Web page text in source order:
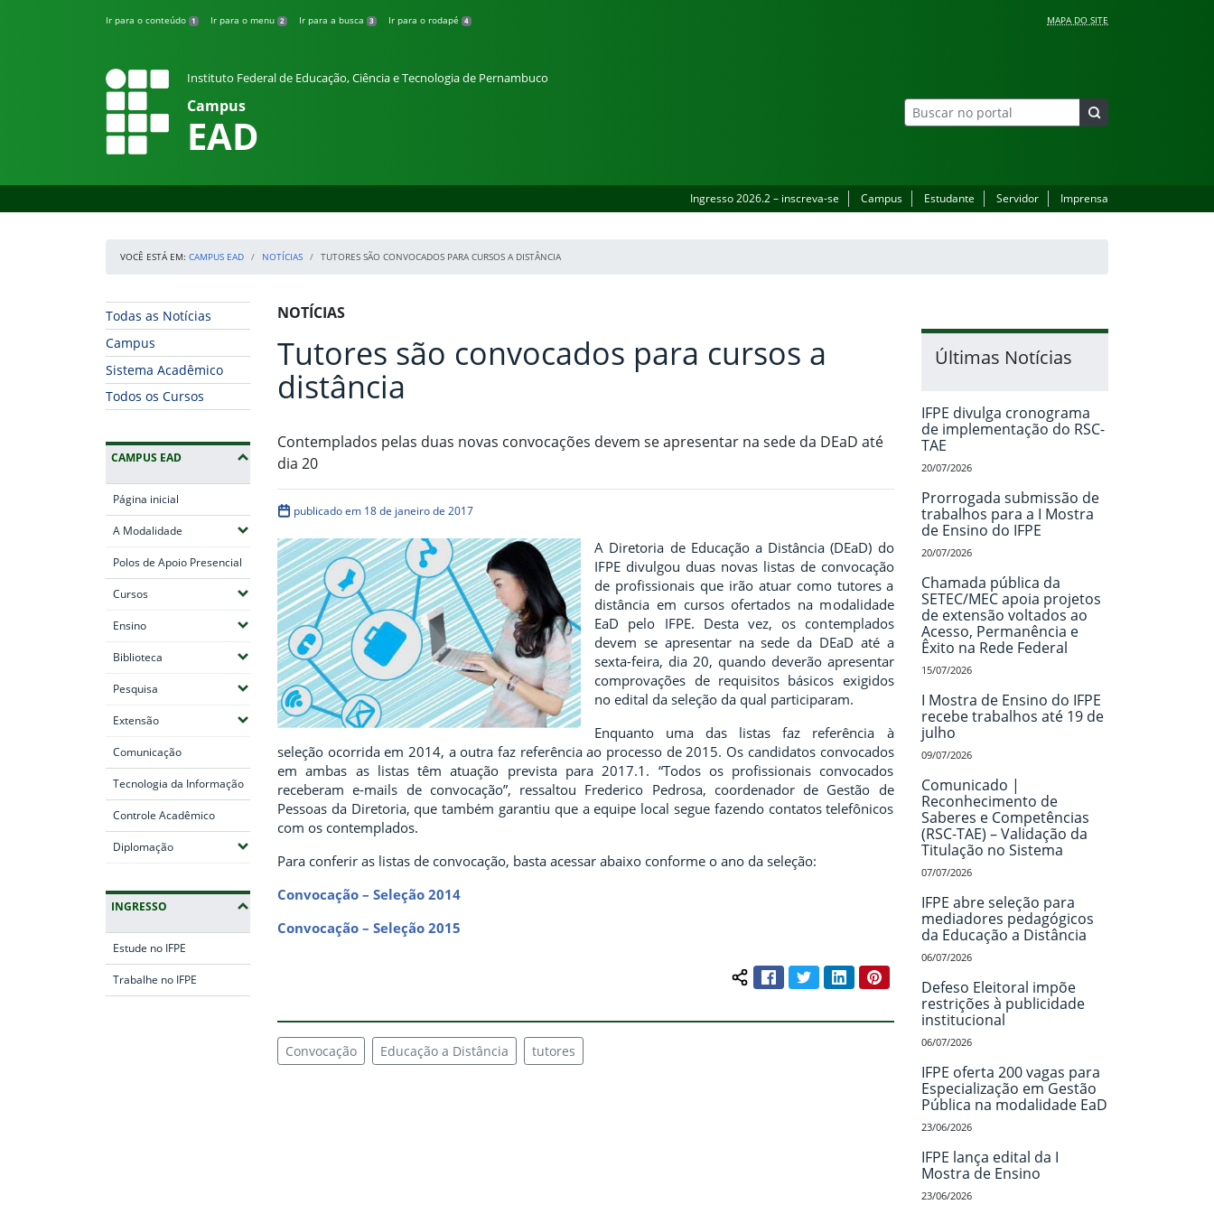
Ir para o conteúdo 1 Ir para o menu 2 Ir para a busca 3 Ir para o rodapé 4 MAPA DO SITE
Instituto Federal de Educação, Ciência e Tecnologia de Pernambuco
Campus
EAD
Ingresso 2026.2 – inscreva-se Campus Estudante Servidor Imprensa
VOCÊ ESTÁ EM: CAMPUS EAD NOTÍCIAS TUTORES SÃO CONVOCADOS PARA CURSOS A DISTÂNCIA
Início da navegação
Todas as Notícias
Campus
Sistema Acadêmico
Todos os Cursos
CAMPUS EAD
Página inicial
A Modalidade (Expandir submenus)
Polos de Apoio Presencial
Cursos(Expandir submenus)
Ensino(Expandir submenus)
Biblioteca (Expandir submenus)
Pesquisa (Expandir submenus)
Extensão(Expandir submenus)
Comunicação
Tecnologia da Informação
Controle Acadêmico
Diplomação(Expandir submenus)
INGRESSO
Estude no IFPE
Trabalhe no IFPE
Início do conteúdo
NOTÍCIAS
Tutores são convocados para cursos a
distância
Contemplados pelas duas novas convocações devem se apresentar na sede da DEaD até
dia 20
publicado em 18 de janeiro de 2017
A Diretoria de Educação a Distância (DEaD) do
IFPE divulgou duas novas listas de convocação
de profissionais que irão atuar como tutores a
distância em cursos ofertados na modalidade
EaD pelo IFPE. Desta vez, os contemplados
devem se apresentar na sede da DEaD até a
sexta-feira, dia 20, quando deverão apresentar
comprovações de requisitos básicos exigidos
no edital da seleção da qual participaram.
Enquanto uma das listas faz referência à
seleção ocorrida em 2014, a outra faz referência ao processo de 2015. Os candidatos convocados
em ambas as listas têm atuação prevista para 2017.1. “Todos os profissionais convocados
receberam e-mails de convocação”, ressaltou Frederico Pedrosa, coordenador de Gestão de
Pessoas da Diretoria, que também garantiu que a equipe local segue fazendo contatos telefônicos
com os contemplados.
Para conferir as listas de convocação, basta acessar abaixo conforme o ano da seleção:
Convocação – Seleção 2014
Convocação – Seleção 2015
Compartilhar conteúdo:
FacebookTwitterLinkedInPinterest
Convocação Educação a Distância tutores
Últimas Notícias
IFPE divulga cronograma
de implementação do RSC-
TAE
20/07/2026
Prorrogada submissão de
trabalhos para a I Mostra
de Ensino do IFPE
20/07/2026
Chamada pública da
SETEC/MEC apoia projetos
de extensão voltados ao
Acesso, Permanência e
Êxito na Rede Federal
15/07/2026
I Mostra de Ensino do IFPE
recebe trabalhos até 19 de
julho
09/07/2026
Comunicado |
Reconhecimento de
Saberes e Competências
(RSC-TAE) – Validação da
Titulação no Sistema
07/07/2026
IFPE abre seleção para
mediadores pedagógicos
da Educação a Distância
06/07/2026
Defeso Eleitoral impõe
restrições à publicidade
institucional
06/07/2026
IFPE oferta 200 vagas para
Especialização em Gestão
Pública na modalidade EaD
23/06/2026
IFPE lança edital da I
Mostra de Ensino
23/06/2026